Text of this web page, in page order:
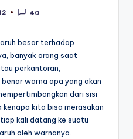
40
besar terhadap
banyak orang saat
perkantoran,
warna apa yang akan
dari sisi
kita bisa merasakan
kali datang ke suatu
oleh warnanya.